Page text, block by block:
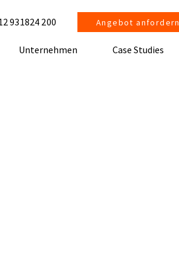
931824 200
Unternehmen Case Studies
Angebot anfordern